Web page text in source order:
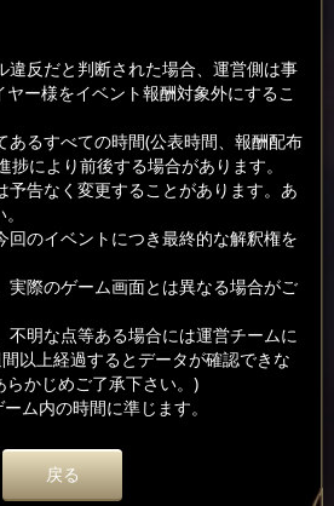
反だと判断された場合、運営側は事
ー様をイベント報酬対象外にするこ
るすべての時間(公表時間、報酬配布
により前後する場合があります。
告なく変更することがあります。あ
のイベントにつき最終的な解釈権を
際のゲーム画面とは異なる場合がご
明な点等ある場合には運営チームに
以上経過するとデータが確認できな
かじめご了承下さい。)
ム内の時間に準じます。
戻る